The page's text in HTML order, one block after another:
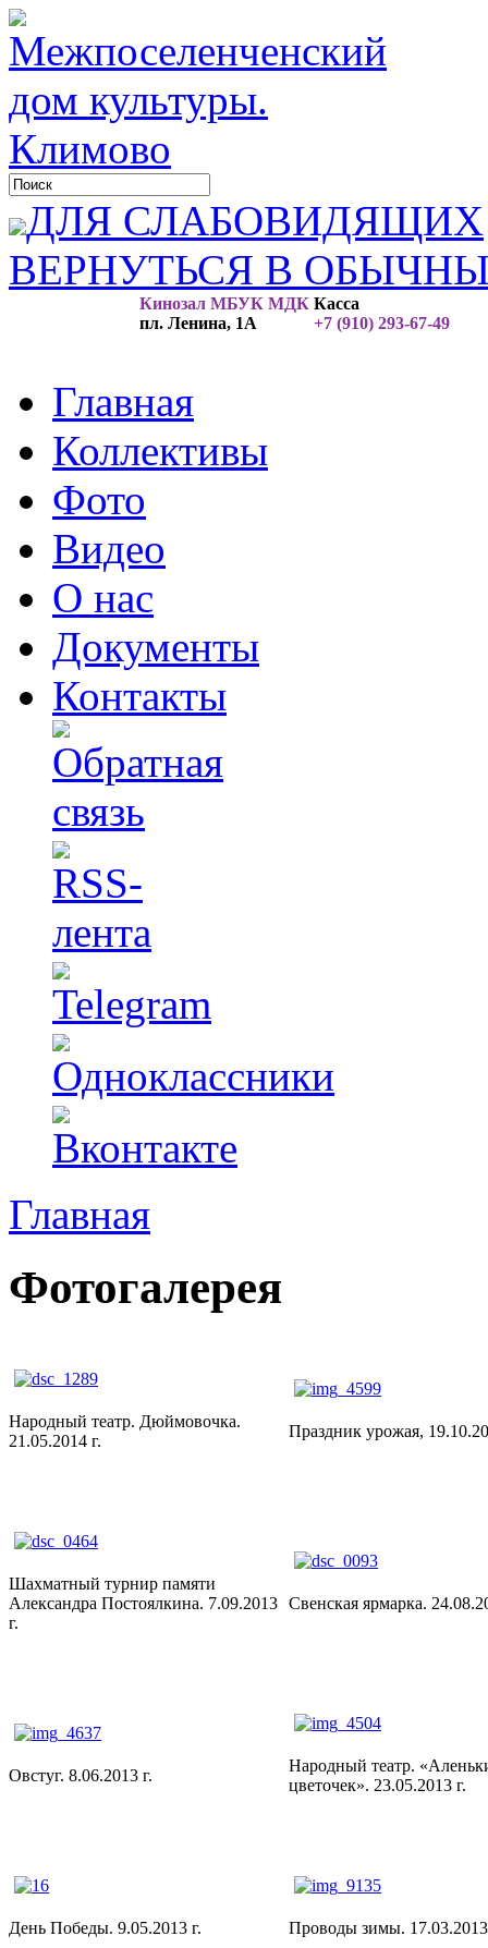
ДЛЯ СЛАБОВИДЯЩИХ
ВЕРНУТЬСЯ В
Кинозал МБУК МДК
пл. Ленина, 1А
Касса
+7 (910) 293-67-49
Главная
Коллективы
Фото
Видео
О нас
Документы
Контакты
Главная
Фотогалерея
Народный театр. Дюймовочка.
21.05.2014 г.
Праздник урожая,
Шахматный турнир памяти
Александра Постоялкина. 7.09.2013
г.
Свенская ярмарка.
Овстуг. 8.06.2013 г.
Народный театр.
цветочек». 23.05.2013 г.
День Победы. 9.05.2013 г. Проводы зимы. 17.03.2013